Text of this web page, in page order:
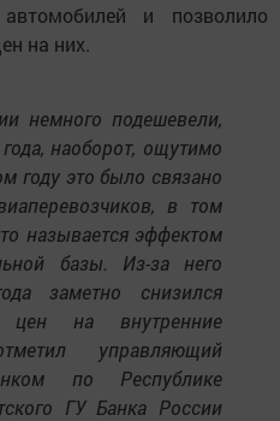
и позволило
на них.
немного подешевели,
наоборот, ощутимо
году это было связано
в том
называется эффектом
базы. Из-за него
заметно снизился
цен на внутренние
управляющий
по Республике
ГУ Банка России